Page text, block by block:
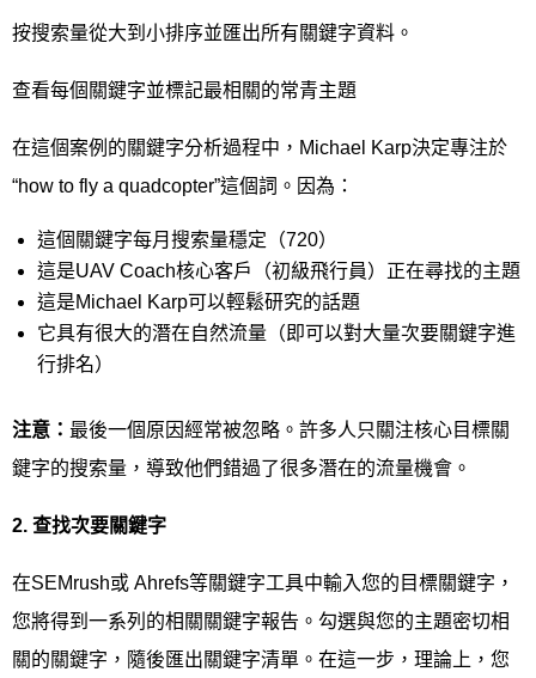
按搜索量從大到小排序並匯出所有關鍵字資料。
查看每個關鍵字並標記最相關的常青主題
在這個案例的關鍵字分析過程中，Michael Karp決定專注於
“how to fly a quadcopter”這個詞。因為：
這個關鍵字每月搜索量穩定（720）
這是UAV Coach核心客戶（初級飛行員）正在尋找的主題
這是Michael Karp可以輕鬆研究的話題
它具有很大的潛在自然流量（即可以對大量次要關鍵字進
行排名）
注意： 最後一個原因經常被忽略。許多人只關注核心目標關
鍵字的搜索量，導致他們錯過了很多潛在的流量機會。
2. 查找次要關鍵字
在SEMrush或 Ahrefs等關鍵字工具中輸入您的目標關鍵字，
您將得到一系列的相關關鍵字報告。勾選與您的主題密切相
關的關鍵字，隨後匯出關鍵字清單。在這一步，理論上，您